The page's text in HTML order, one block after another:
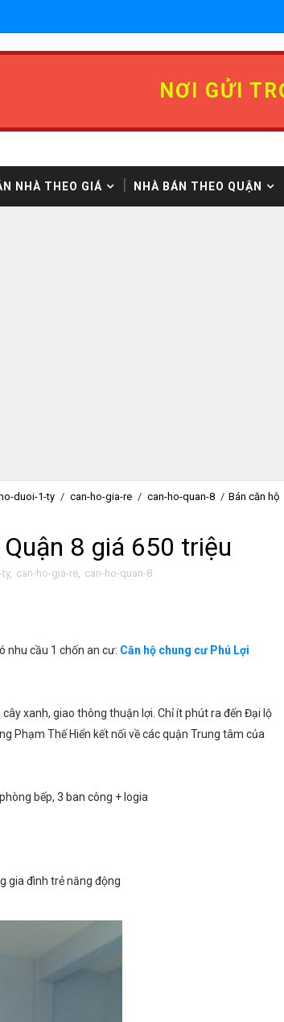
NƠI GỬI
NHÀ THEO GIÁ NHÀ BÁN THEO QUẬN
duoi-1-ty / can-ho-gia-re / can-ho-quan-8 / Bán căn hộ
8 giá 650 triệu
, can-ho-gia-re, can-ho-quan-8
nhu cầu 1 chốn an cư: Căn hộ chung cư Phú Lợi
xanh, giao thông thuận lợi. Chỉ ít phút ra đến Đại lộ
Phạm Thế Hiển kết nối về các quận Trung tâm của
bếp, 3 ban công + logia
gia đình trẻ năng động